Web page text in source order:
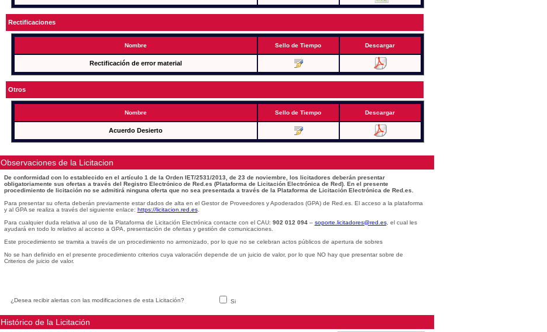
Rectificaciones
Nombre Sello de Tiempo Descargar
Rectificación de error material
Otros
Nombre Sello de Tiempo Descargar
Acuerdo Desierto
Observaciones de la Licitacion
De conformidad con lo establecido en el artículo 1 de la Orden IET/2531/2013, de 23 de noviembre, los licitadores deberán presentar
obligatoriamente sus ofertas a través del Registro Electrónico de Red.es (Plataforma de Licitación Electrónica de Red). En el presente
procedimiento de licitación no se admitirá ninguna oferta que no sea presentada a través de la Plataforma de Licitación Electrónica de Red.es.
Para presentar su oferta deberán previamente estar dados de alta en el Gestor de Proveedores y Apoderados (GPA) de Red.es. El acceso a la plataforma
y al GPA se realiza a través del siguiente enlace: https://licitacion.red.es.
Para cualquier duda relativa al uso de la Plataforma de Licitación Electrónica contacte con el CAU: 902 012 094– soporte.licitadores@red.es, el cual les
ayudará en todo lo relativo al acceso a GPA, presentación de ofertas y gestión de comunicaciones.
Este procedimiento se tramita a través de un procedimiento no armonizado, por lo que no se celebran actos públicos de apertura de sobres
No se han definido en el presente procedimiento criterios cuya valoración depende de un juicio de valor, por lo que NO hay que presentar sobre de
Criterios de juicio de valor.
¿Desea recibir alertas con las modificaciones de esta Licitación? Si
Histórico de la Licitación